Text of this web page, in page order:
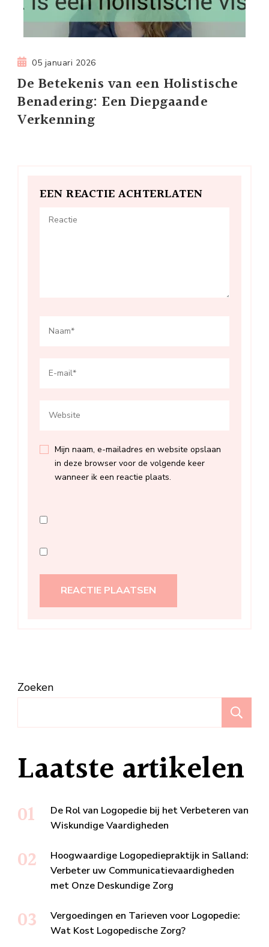
05 januari 2026
De Betekenis van een Holistische
Benadering: Een Diepgaande
Verkenning
EEN REACTIE ACHTERLATEN
Mijn naam, e-mailadres en website opslaan
in deze browser voor de volgende keer
wanneer ik een reactie plaats.
Zoeken
Laatste artikelen
De Rol van Logopedie bij het Verbeteren van
Wiskundige Vaardigheden
Hoogwaardige Logopediepraktijk in Salland:
Verbeter uw Communicatievaardigheden
met Onze Deskundige Zorg
Vergoedingen en Tarieven voor Logopedie:
Wat Kost Logopedische Zorg?